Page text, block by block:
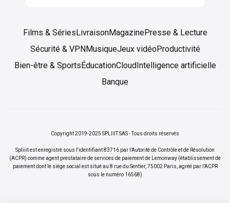
Films & Séries LivraisonMagazinePresse & Lecture
Sécurité & VPN MusiqueJeux vidéoProductivité
Bien-être & Sports ÉducationCloud Intelligence artificielle
Banque
Copyright 2019-2025 SPLIIIT SAS - Tous droits réservés
Spliiit est enregistré sous l'identifiant 83716 par l’Autorité de Contrôle et de Résolution
(ACPR) comme agent prestataire de services de paiement de Lemonway (établissement de
paiement dont le siège social est situé au 8 rue du Sentier, 75002 Paris, agréé par l’ACPR
sous le numéro 16568)